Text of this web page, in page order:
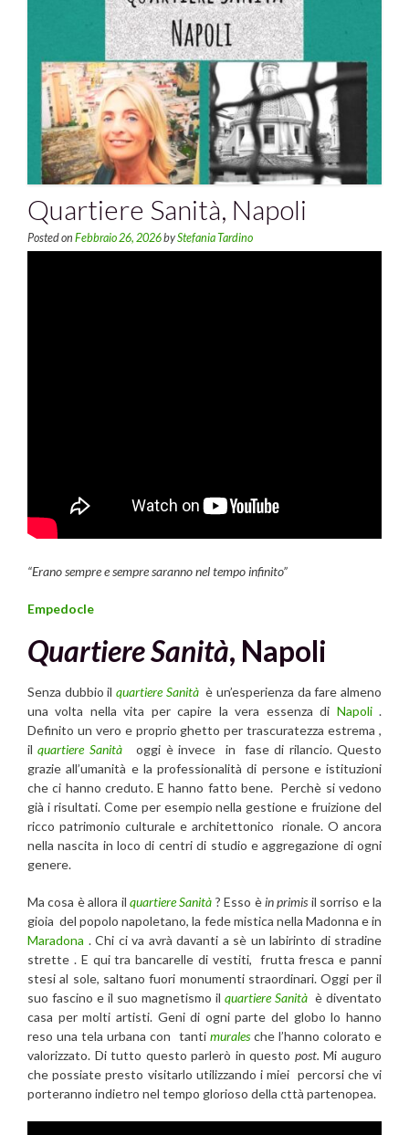
Quartiere Sanità, Napoli
Posted on Febbraio 26, 2026byStefania Tardino
“Erano sempre e sempre saranno nel tempo infinito”
Empedocle
Quartiere Sanità, Napoli
Senza dubbio ilquartiere Sanità è un’esperienza da fare almeno
una volta nella vita per capire la vera essenza di Napoli.
Definito un vero e proprio ghetto per trascuratezza estrema ,
ilquartiere Sanità
oggi è invece in fase di rilancio. Questo
grazie all’umanità e la professionalità di persone e istituzioni
che ci hanno creduto. E hanno fatto bene. Perchè si vedono
già i risultati. Come per esempio nella gestione e fruizione del
ricco patrimonio culturale e architettonico rionale. O ancora
nella nascita in loco di centri di studio e aggregazione di ogni
genere.
Ma cosa è allora il quartiere Sanità ? Esso èin primis il sorriso e la
gioia del popolo napoletano, la fede mistica nella Madonna e in
Maradona . Chi ci va avrà davanti a sè un labirinto di stradine
strette . E qui tra bancarelle di vestiti, frutta fresca e panni
stesi al sole, saltano fuori monumenti straordinari. Oggi per il
suo fascino e il suo magnetismo il quartiere Sanità è diventato
casa per molti artisti. Geni di ogni parte del globo lo hanno
reso una tela urbana con tanti muralesche l’hanno colorato e
valorizzato. Di tutto questo parlerò in questo post.Mi auguro
che possiate presto visitarlo utilizzando i miei percorsi che vi
porteranno indietro nel tempo glorioso della cttà partenopea.